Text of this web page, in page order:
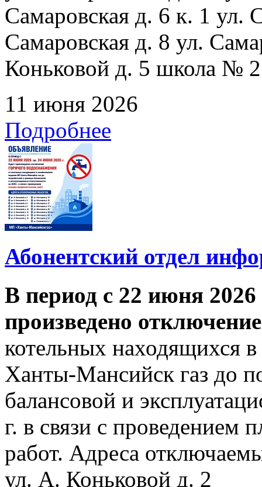
Самаровская д. 6 к. 1 ул.
Самаровская д. 8 ул.
Коньковой д. 5 школа №
11 июня 2026
Подробнее
Абонентский отдел
В период с 22 июня 2026
произведено
котельных находящихся
Ханты-Мансийск газ до
балансовой и
г. в связи с проведением
работ. Адреса
ул. А. Коньковой д. 2